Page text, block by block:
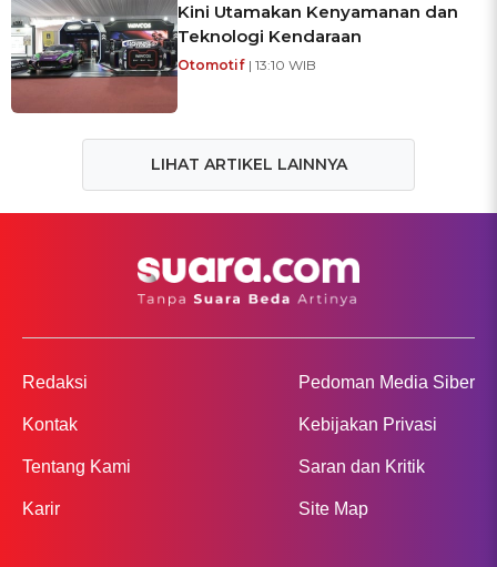
Kini Utamakan Kenyamanan dan
Teknologi Kendaraan
Otomotif | 13:10 WIB
LIHAT ARTIKEL LAINNYA
Redaksi
Kontak
Tentang Kami
Karir
Pedoman Media Siber
Kebijakan Privasi
Saran dan Kritik
Site Map